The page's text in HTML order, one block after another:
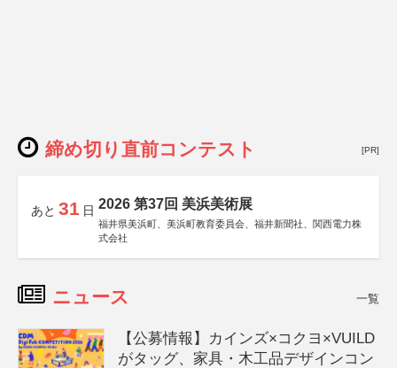
締め切り直前コンテスト [PR]
あと 31 日 2026 第37回 美浜美術展
福井県美浜町、美浜町教育委員会、福井新聞社、関西電力株
式会社
ニュース 一覧
【公募情報】カインズ×コクヨ×VUILD
がタッグ、家具・木工品デザインコン